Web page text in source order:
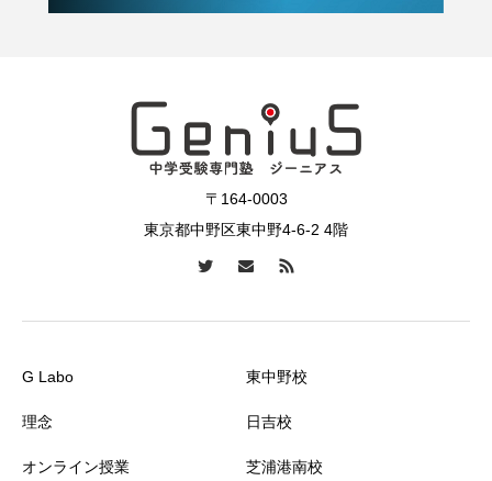
〒164-0003
東京都中野区東中野4-6-2 4階
G Labo
理念
オンライン授業
東中野校
日吉校
芝浦港南校